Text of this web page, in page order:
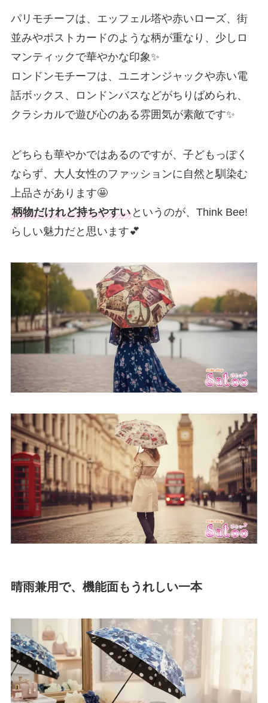
パリモチーフは、エッフェル塔や赤いローズ、街
並みやポストカードのような柄が重なり、少しロ
マンティックで華やかな印象✨
ロンドンモチーフは、ユニオンジャックや赤い電
話ボックス、ロンドンバスなどがちりばめられ、
クラシカルで遊び心のある雰囲気が素敵です✨
どちらも華やかではあるのですが、子どもっぽく
ならず、大人女性のファッションに自然と馴染む
上品さがあります🤩
柄物だけれど持ちやすいというのが、Think Bee!
らしい魅力だと思います💕
晴雨兼用で、機能面もうれしい一本